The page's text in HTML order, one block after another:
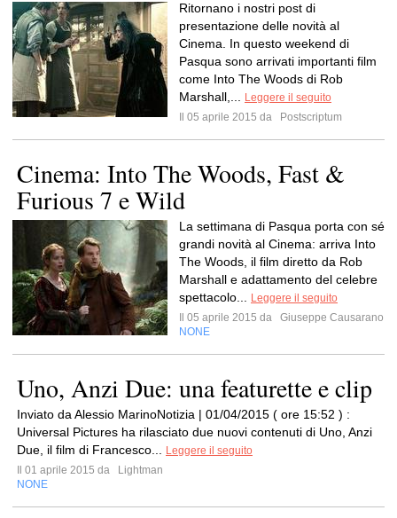
Ritornano i nostri post di
presentazione delle novità al
Cinema. In questo weekend di
Pasqua sono arrivati importanti film
come Into The Woods di Rob
Marshall,...
Leggere il seguito
Il 05 aprile 2015 da
Postscriptum
Cinema: Into The Woods, Fast &
Furious 7 e Wild
La settimana di Pasqua porta con sé
grandi novità al Cinema: arriva Into
The Woods, il film diretto da Rob
Marshall e adattamento del celebre
spettacolo...
Leggere il seguito
Il 05 aprile 2015 da
Giuseppe Causarano
NONE
Uno, Anzi Due: una featurette e clip
Inviato da Alessio MarinoNotizia | 01/04/2015 ( ore 15:52 ) :
Universal Pictures ha rilasciato due nuovi contenuti di Uno, Anzi
Due, il film di Francesco...
Leggere il seguito
Il 01 aprile 2015 da
Lightman
NONE